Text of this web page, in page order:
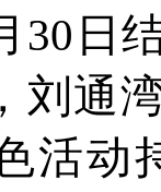
30日
刘通
活动